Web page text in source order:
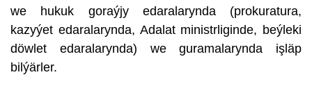
we hukuk goraýjy edaralarynda (prokuratura,
kazyýet edaralarynda, Adalat ministrliginde, beýleki
döwlet edaralarynda) we guramalarynda işläp
bilýärler.